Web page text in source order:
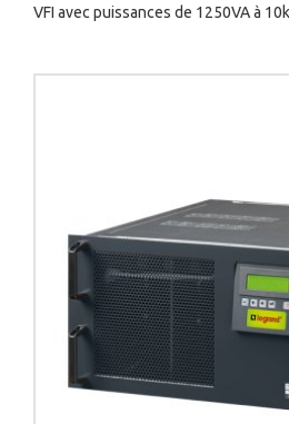
VFI avec puissances de 1250VA à